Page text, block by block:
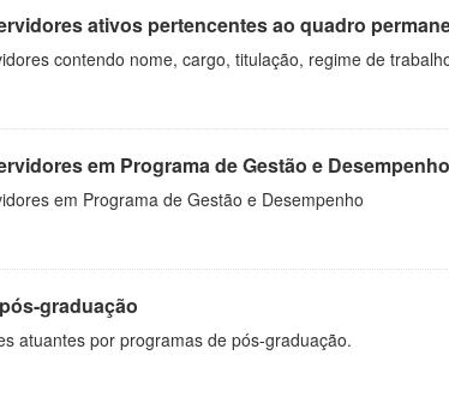
ativos pertencentes ao quadro
contendo nome, cargo, titulação, regime de
em Programa de Gestão e Desempenho
em Programa de Gestão e Desempenho
graduação
atuantes por programas de pós-graduação.